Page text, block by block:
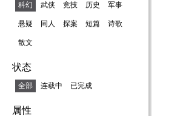
科幻 武侠 竞技 历史 军事
悬疑 同人 探案 短篇 诗歌
散文
状态
全部 连载中 已完成
属性